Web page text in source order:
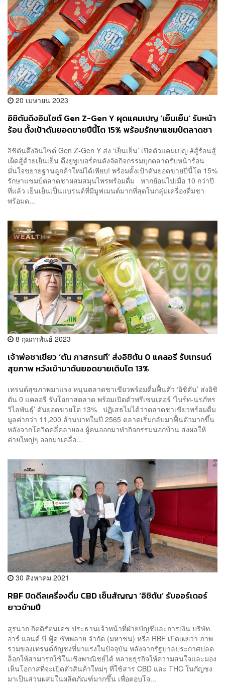
20 เมษายน 2023
อิชิตันดึงอินไซต์ Gen Z-Gen Y ผุดแคมเปญ ‘เย็นเย็น’ รับหน้า
ร้อน ตั้งเป้าดันยอดขายปีนี้โต 15% พร้อมรักษาแชมป์ตลาดชา
อิชิตันดึงอินไซต์ Gen Z-Gen Y ส่ง ‘เย็นเย็น’ เปิดตัวแคมเปญ #สู้ร้อนสู้
เผ็ดสู้ด้วยเย็นเย็น ดึงยูทูเบอร์คนดังจัดกิจกรรมบุกตลาดรับหน้าร้อน
มั่นใจขยายฐานลูกค้าใหม่ได้เพียบ! พร้อมตั้งเป้าดันยอดขายปีนี้โต 15%
รักษาแชมป์ตลาดชาผสมสมุนไพรพร้อมดื่ม หากย้อนไปเมื่อ 10 กว่าปี
ที่แล้ว เย็นเย็นเป็นแบรนด์ที่มีมูฟเมนต์มากที่สุดในกลุ่มเครื่องดื่มชา
พร้อมด...
8 กุมภาพันธ์ 2023
เจ้าพ่อชาเขียว ‘ตัน ภาสกรนที’ ส่งอิชิตัน 0 แคลอรี รับเทรนด์
สุขภาพ หวังเข้ามาดันยอดขายเติบโต 13%
เทรนด์สุขภาพมาแรง หนุนตลาดชาเขียวพร้อมดื่มฟื้นตัว ‘อิชิตัน’ ส่งอิชิ
ตัน 0 แคลอรี รับโอกาสตลาด พร้อมเปิดตัวพรีเซนเตอร์ ‘ไบร์ท-นรภัทร
วิไลพันธุ์’ ดันยอดขายโต 13% ปฏิเสธไม่ได้ว่าตลาดชาเขียวพร้อมดื่ม
มูลค่ากว่า 11,200 ล้านบาทในปี 2565 ตลาดเริ่มกลับมาฟื้นตัวมากขึ้น
หลังจากโควิดคลี่คลายลง ผู้คนออกมาทำกิจกรรมนอกบ้าน ส่งผลให้
ค่ายใหญ่ๆ ออกมาเคลื่อ...
30 สิงหาคม 2021
RBF ปิดดีลเครื่องดื่ม CBD เซ็นสัญญา ‘อิชิตัน’ รับออร์เดอร์
ยาวข้ามปี
สุรนาถ กิตติรัตนเดช ประธานเจ้าหน้าที่ฝ่ายบัญชีและการเงิน บริษัท
อาร์ แอนด์ บี ฟู้ด ซัพพลาย จำกัด (มหาชน) หรือ RBF เปิดเผยว่า ภาพ
รวมของเทรนด์กัญชงที่มาแรงในปัจจุบัน หลังจากรัฐบาลประกาศปลด
ล็อกให้สามารถใช้ในเชิงพาณิชย์ได้ หลายธุรกิจให้ความสนใจและมอง
เห็นโอกาสที่จะเปิดตัวสินค้าใหม่ๆ ที่ใช้สาร CBD และ THC ในกัญชง
มาเป็นส่วนผสมในผลิตภัณฑ์มากขึ้น เพื่อตอบโจ...